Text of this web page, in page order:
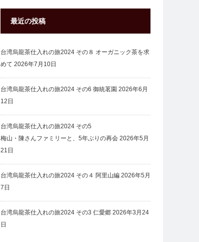
最近の投稿
台湾烏龍茶仕入れの旅2024 その８ オーガニック茶を求
めて 2026年7月10日
台湾烏龍茶仕入れの旅2024 その6 御統茗園 2026年6月
12日
台湾烏龍茶仕入れの旅2024 その5
梅山・陳さんファミリーと、5年ぶりの再会 2026年5月
21日
台湾烏龍茶仕入れの旅2024 その４ 阿里山編 2026年5月
7日
台湾烏龍茶仕入れの旅2024 その3 仁愛郷 2026年3月24
日